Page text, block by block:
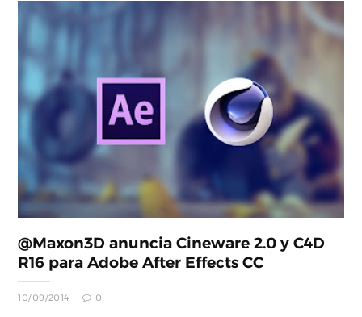
@Maxon3D anuncia Cineware 2.0 y C4D
R16 para Adobe After Effects CC
10/09/2014 0